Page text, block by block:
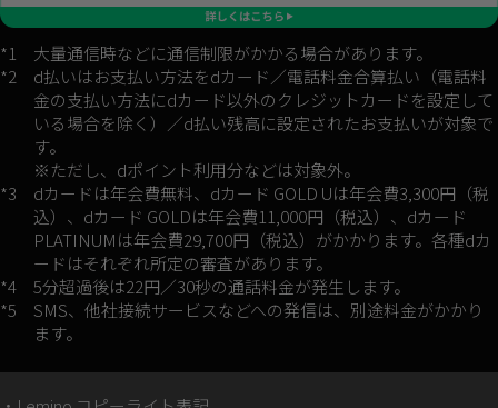
*1
大量通信時などに通信制限がかかる場合があります。
*2
d払いはお支払い方法をdカード／電話料金合算払い（電話料
金の支払い方法にdカード以外のクレジットカードを設定して
いる場合を除く）／d払い残高に設定されたお支払いが対象で
す。
※ただし、dポイント利用分などは対象外。
*3
dカードは年会費無料、dカード GOLD Uは年会費3,300円（税
込）、dカード GOLDは年会費11,000円（税込）、dカード
PLATINUMは年会費29,700円（税込）がかかります。各種dカ
ードはそれぞれ所定の審査があります。
*4
5分超過後は22円／30秒の通話料金が発生します。
*5
SMS、他社接続サービスなどへの発信は、別途料金がかかり
ます。